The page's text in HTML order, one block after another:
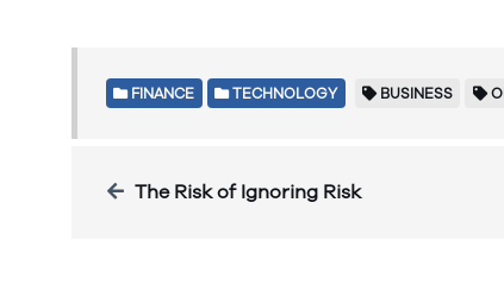
FINANCE TECHNOLOGY BUSINESS
The Risk of Ignoring Risk